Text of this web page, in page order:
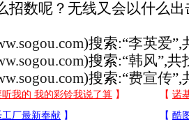
招数呢？无线又会以什么出
)搜索:“李英爱”,
)搜索:“韩风”,共
)搜索:“费宣传”,